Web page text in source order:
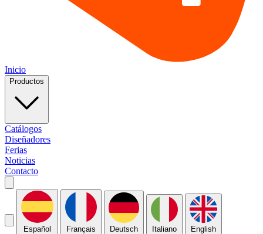
Inicio
Productos
Catálogos
Diseñadores
Ferias
Noticias
Contacto
Español Français Deutsch Italiano English